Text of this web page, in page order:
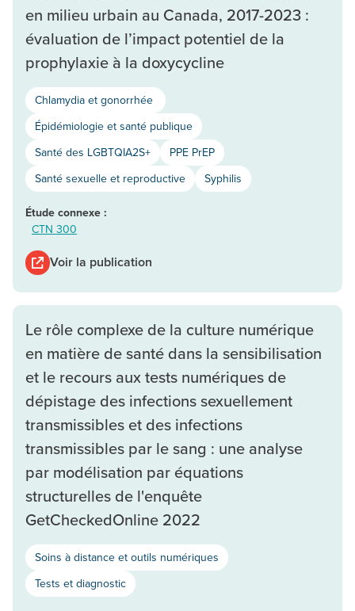
en milieu urbain au Canada, 2017-2023 :
évaluation de l’impact potentiel de la
prophylaxie à la doxycycline
Chlamydia et gonorrhée
Épidémiologie et santé publique
Santé des LGBTQIA2S+
PPE PrEP
Santé sexuelle et reproductive
Syphilis
Étude connexe :
CTN 300
Voir la publication
Le rôle complexe de la culture numérique
en matière de santé dans la sensibilisation
et le recours aux tests numériques de
dépistage des infections sexuellement
transmissibles et des infections
transmissibles par le sang : une analyse
par modélisation par équations
structurelles de l'enquête
GetCheckedOnline 2022
Soins à distance et outils numériques
Tests et diagnostic